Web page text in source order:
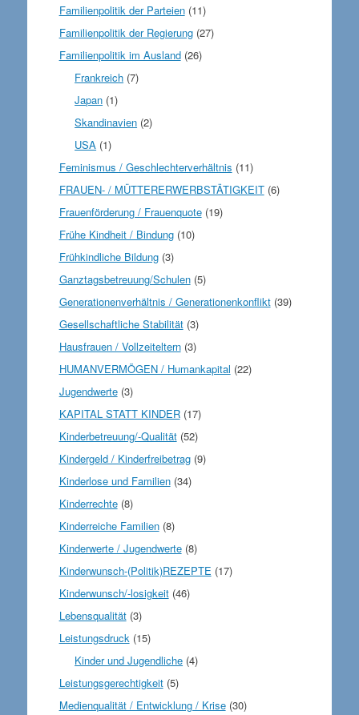
Familienpolitik der Parteien(11)
Familienpolitik der Regierung(27)
Familienpolitik im Ausland(26)
Frankreich (7)
Japan (1)
Skandinavien (2)
USA (1)
Feminismus / Geschlechterverhältnis (11)
FRAUEN- / MÜTTERERWERBSTÄTIGKEIT(6)
Frauenförderung / Frauenquote(19)
Frühe Kindheit / Bindung(10)
Frühkindliche Bildung(3)
Ganztagsbetreuung/Schulen(5)
Generationenverhältnis / Generationenkonflikt(39)
Gesellschaftliche Stabilität(3)
Hausfrauen / Vollzeiteltern(3)
HUMANVERMÖGEN / Humankapital (22)
Jugendwerte(3)
KAPITAL STATT KINDER(17)
Kinderbetreuung/-Qualität(52)
Kindergeld / Kinderfreibetrag(9)
Kinderlose und Familien(34)
Kinderrechte(8)
Kinderreiche Familien(8)
Kinderwerte / Jugendwerte(8)
Kinderwunsch-(Politik)REZEPTE (17)
Kinderwunsch/-losigkeit(46)
Lebensqualität(3)
Leistungsdruck(15)
Kinder und Jugendliche (4)
Leistungsgerechtigkeit(5)
Medienqualität / Entwicklung / Krise(30)